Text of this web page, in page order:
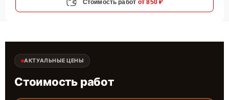
Стоимость работ от 850 ₽
АКТУАЛЬНЫЕ ЦЕНЫ
Стоимость работ